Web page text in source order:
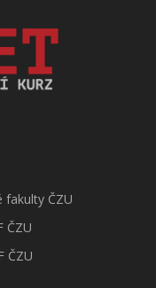
fakulty ČZU
ČZU
ČZU